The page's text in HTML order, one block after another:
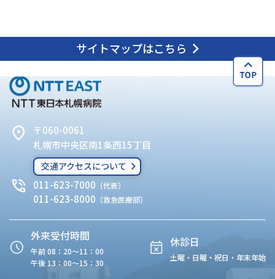
サイトマップはこちら
〒060-0061
札幌市中央区南1条西15丁目
交通アクセスについて
011-623-7000 （代表）
011-623-8000 （救急医療部）
外来受付時間
午前 08：20〜11：00
午後 13：00〜15：30
休診日
土曜・日曜・祝日・年末年始